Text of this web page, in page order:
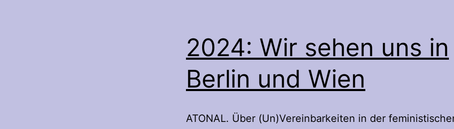
2024: Wir sehen uns in
Berlin und Wien
ATONAL. Über (Un)Vereinbarkeiten in der